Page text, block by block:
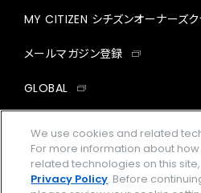
MY CITIZEN シチズンオーナーズク
メールマガジン登録
GLOBAL
We use cookies and related
For more information about
related technologies on this
Privacy Policy. Before